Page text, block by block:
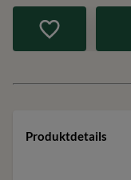
Produktdetails